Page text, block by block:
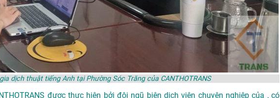
dịch thuật tiếng Anh tại Phường Sóc Trăng của CANTHOTRANS
được thực hiện bởi đội ngũ biên dịch viên chuyên nghiệp của , có